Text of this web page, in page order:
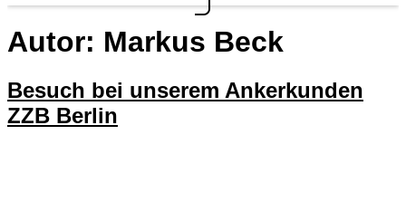
Autor: Markus Beck
Besuch bei unserem Ankerkunden
ZZB Berlin